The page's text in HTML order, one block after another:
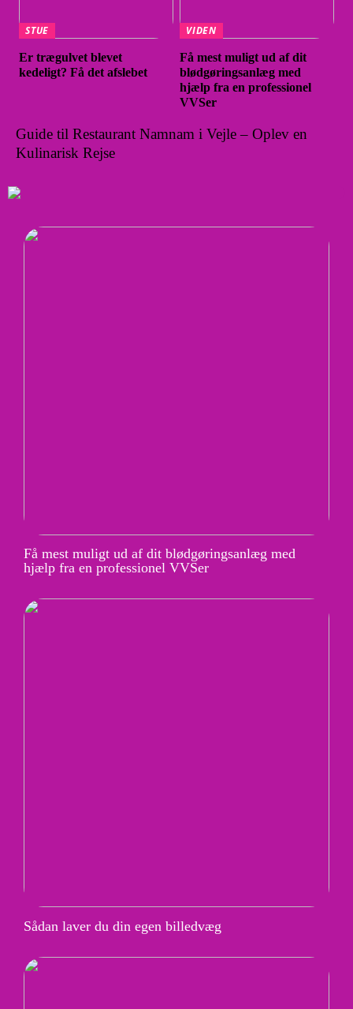
STUE
Er trægulvet blevet
kedeligt? Få det afslebet
VIDEN
Få mest muligt ud af dit
blødgøringsanlæg med
hjælp fra en professionel
VVSer
Guide til Restaurant Namnam i Vejle – Oplev en
Kulinarisk Rejse
Få mest muligt ud af dit blødgøringsanlæg med
hjælp fra en professionel VVSer
Sådan laver du din egen billedvæg